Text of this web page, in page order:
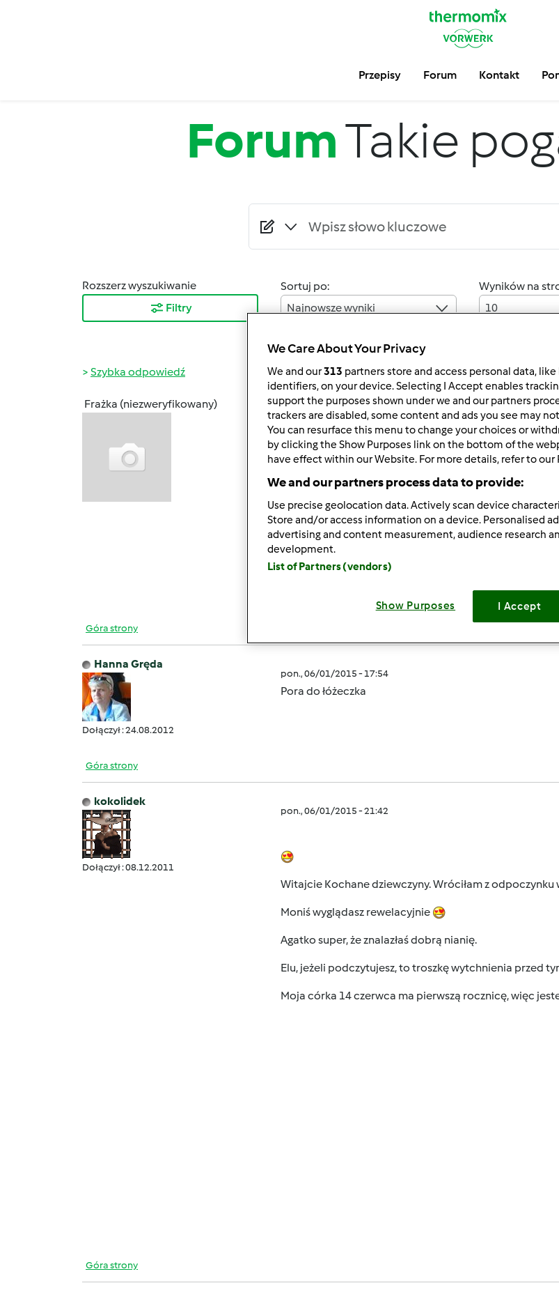
Przepisy Forum Kontakt
ForumTakie
Rozszerz wyszukiwanie
Filtry
Sortuj po:
Najnowsze wyniki
Wyników na
10
Szybka odpowiedź
Frażka (niezweryfikowany)
pon., 06/01/2015 - 17:29
Witajcie
Mnie też przeraża tą szkołą od 6 lat. Bo oznacza, że
chcą przywrócić aby rodzice decydowali czy posypać
to szok. Kiedy te dzieci mają wypocząć i cieszyć się
Ja kupilam mojej żółtego konika my litte pony, a od
szaleć z gitarą jak gitarzysci na scenie. Uwielbia takie
tego i cały koncert.
Góra strony
Hanna Gręda
Dołączył : 24.08.2012
pon., 06/01/2015 - 17:54
Pora do łóżeczka
Góra strony
kokolidek
Dołączył : 08.12.2011
pon., 06/01/2015 - 21:42
Witajcie Kochane dziewczyny. Wróciłam z
Moniś wyglądasz rewelacyjnie
Agatko super, że znalazłaś dobrą nianię.
Elu, jeżeli podczytujesz, to troszkę wytchnienia przed
Moja córka 14 czerwca ma pierwszą rocznicę, więc
Góra strony
We Care About Your Privacy
We and our313 partners store and access personal data,
identifiers, on your device. Selecting I Accept enables
support the purposes shown under we and our partners
trackers are disabled, some content and ads you see may
You can resurface this menu to change your choices or
by clicking the Show Purposes link on the bottom of the
have effect within our Website. For more details, refer to our
We and our partners process data to provide:
Use precise geolocation data. Actively scan device
Store and/or access information on a device. Personalised
advertising and content measurement, audience research
development.
List of Partners (vendors)
Show Purposes I Accept